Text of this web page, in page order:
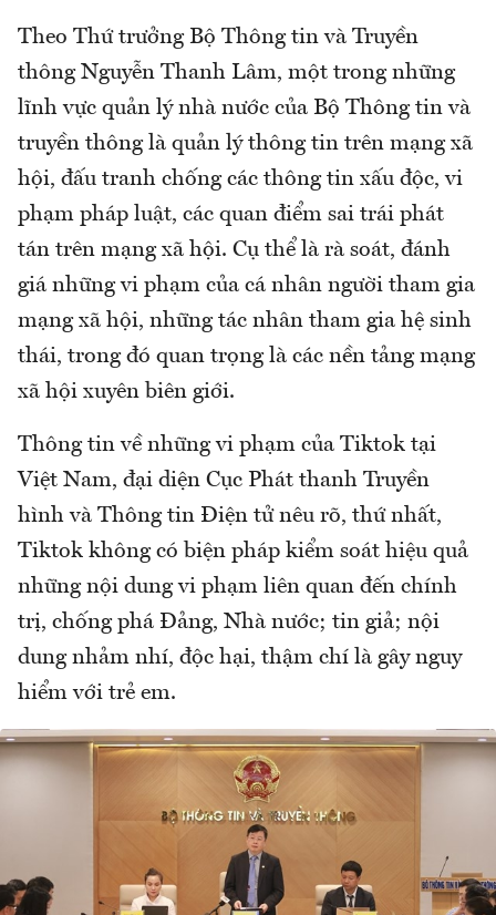
Theo Thứ trưởng Bộ Thông tin và Truyền
thông Nguyễn Thanh Lâm, một trong những
lĩnh vực quản lý nhà nước của Bộ Thông tin và
truyền thông là quản lý thông tin trên mạng xã
hội, đấu tranh chống các thông tin xấu độc, vi
phạm pháp luật, các quan điểm sai trái phát
tán trên mạng xã hội. Cụ thể là rà soát, đánh
giá những vi phạm của cá nhân người tham gia
mạng xã hội, những tác nhân tham gia hệ sinh
thái, trong đó quan trọng là các nền tảng mạng
xã hội xuyên biên giới.
Thông tin về những vi phạm của Tiktok tại
Việt Nam, đại diện Cục Phát thanh Truyền
hình và Thông tin Điện tử nêu rõ, thứ nhất,
Tiktok không có biện pháp kiểm soát hiệu quả
những nội dung vi phạm liên quan đến chính
trị, chống phá Đảng, Nhà nước; tin giả; nội
dung nhảm nhí, độc hại, thậm chí là gây nguy
hiểm với trẻ em.